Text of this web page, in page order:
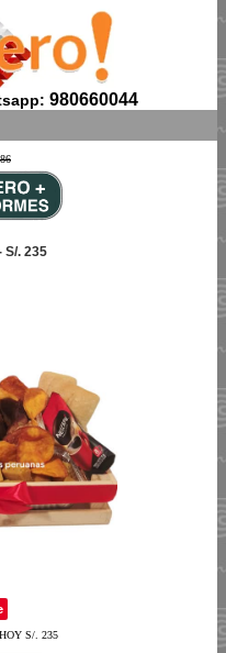
980660044
S/. 235
S/. 235